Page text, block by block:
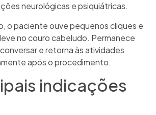
neurológicas e psiquiátricas.
o paciente ouve pequenos cliques e
no couro cabeludo. Permanece
e retorna às atividades
após o procedimento.
indicações